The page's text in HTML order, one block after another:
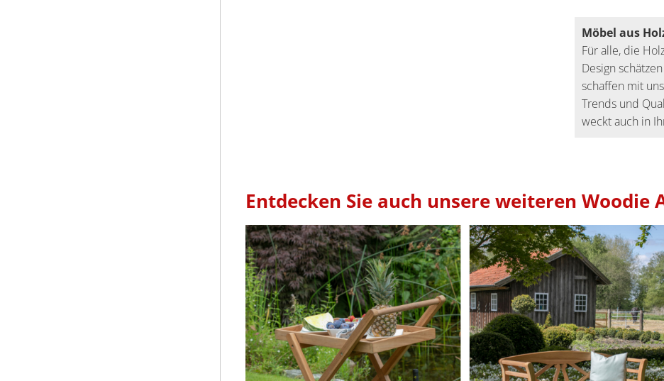
Möbel aus
Für alle, die
Design
schaffen mit
Trends und
weckt auch in
Entdecken Sie auch unsere weiteren Woodie